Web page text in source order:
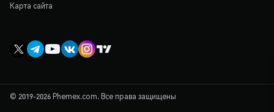
Карта сайта
© 2019-2026 Phemex.com. Все права защищены